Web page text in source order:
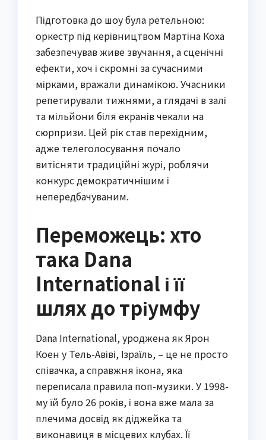
Підготовка до шоу була ретельною:
оркестр під керівництвом Мартіна Коха
забезпечував живе звучання, а сценічні
ефекти, хоч і скромні за сучасними
мірками, вражали динамікою. Учасники
репетирували тижнями, а глядачі в залі
та мільйони біля екранів чекали на
сюрпризи. Цей рік став перехідним,
адже телеголосування почало
витісняти традиційні журі, роблячи
конкурс демократичнішим і
непередбачуваним.
Переможець: хто
така Dana
International і її
шлях до тріумфу
Dana International, уроджена як Ярон
Коен у Тель-Авіві, Ізраїль, – це не просто
співачка, а справжня ікона, яка
переписала правила поп-музики. У 1998-
му їй було 26 років, і вона вже мала за
плечима досвід як діджейка та
виконавиця в місцевих клубах. Її